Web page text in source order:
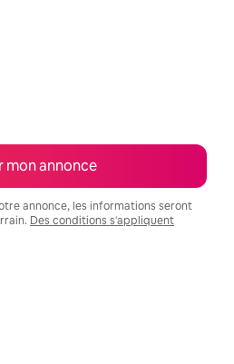
mon annonce
annonce, les informations seront
Des conditions s'appliquent